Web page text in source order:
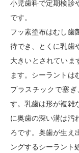
小児歯科で定期検診
です。
フッ素塗布はむし歯
待でき、とくに乳歯
大きいとされていま
ます。シーラントは
プラスチックで塞
す。乳歯は形が複雑
に奥歯の深い溝は汚
ろです。奥歯が生え
ングするシーラント